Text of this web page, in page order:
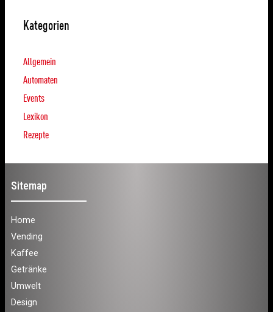
Kategorien
Allgemein
Automaten
Events
Lexikon
Rezepte
Sitemap
Home
Vending
Kaffee
Getränke
Umwelt
Design